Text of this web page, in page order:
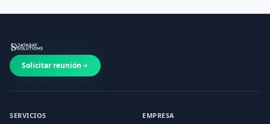
Solicitar reunión
SERVICIOS EMPRESA